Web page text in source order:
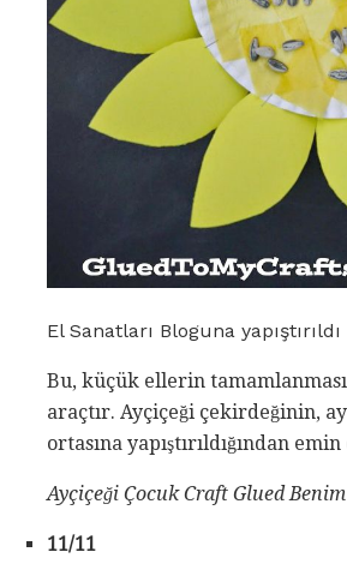
El Sanatları Bloguna yapıştırıldı
Bu, küçük ellerin
araçtır. Ayçiçeği çekirdeğinin,
ortasına yapıştırıldığından
Ayçiçeği Çocuk Craft Glued
11/11